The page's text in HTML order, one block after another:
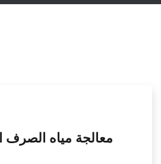
معالجة مياه